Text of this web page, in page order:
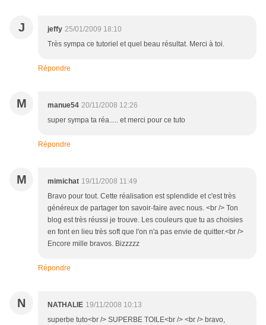
J jeffy 25/01/2009 18:10
Très sympa ce tutoriel et quel beau résultat. Merci à toi.
Répondre
M manue54 20/11/2008 12:26
super sympa ta réa..... et merci pour ce tuto
Répondre
M mimichat 19/11/2008 11:49
Bravo pour tout. Cette réalisation est splendide et c'est très
généreux de partager ton savoir-faire avec nous. <br /> Ton
blog est très réussi je trouve. Les couleurs que tu as choisies
en font en lieu très soft que l'on n'a pas envie de quitter.<br />
Encore mille bravos. Bizzzzz
Répondre
N NATHALIE 19/11/2008 10:13
superbe tuto<br /> SUPERBE TOILE<br /> <br /> bravo,